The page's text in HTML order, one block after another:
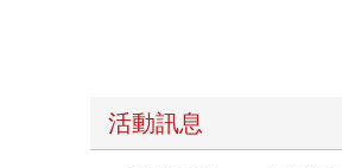
活動訊息